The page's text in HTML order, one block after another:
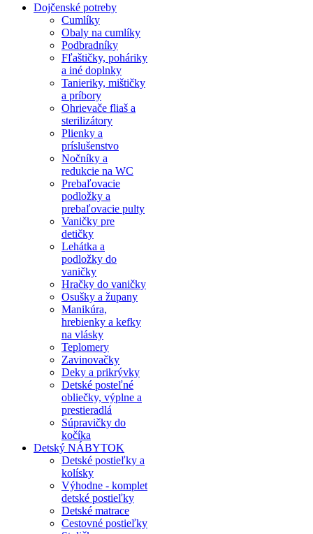
Dojčenské potreby
Cumlíky
Obaly na cumlíky
Podbradníky
Fľaštičky, poháriky
a iné doplnky
Tanieriky, mištičky
a príbory
Ohrievače fliaš a
sterilizátory
Plienky a
príslušenstvo
Nočníky a
redukcie na WC
Prebaľovacie
podložky a
prebaľovacie pulty
Vaničky pre
detičky
Lehátka a
podložky do
vaničky
Hračky do vaničky
Osušky a župany
Manikúra,
hrebienky a kefky
na vlásky
Teplomery
Zavinovačky
Deky a prikrývky
Detské posteľné
obliečky, výplne a
prestieradlá
Súpravičky do
kočíka
Detský NÁBYTOK
Detské postieľky a
kolísky
Výhodne - komplet
detské postieľky
Detské matrace
Cestovné postieľky